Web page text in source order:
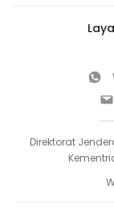
Direktorat